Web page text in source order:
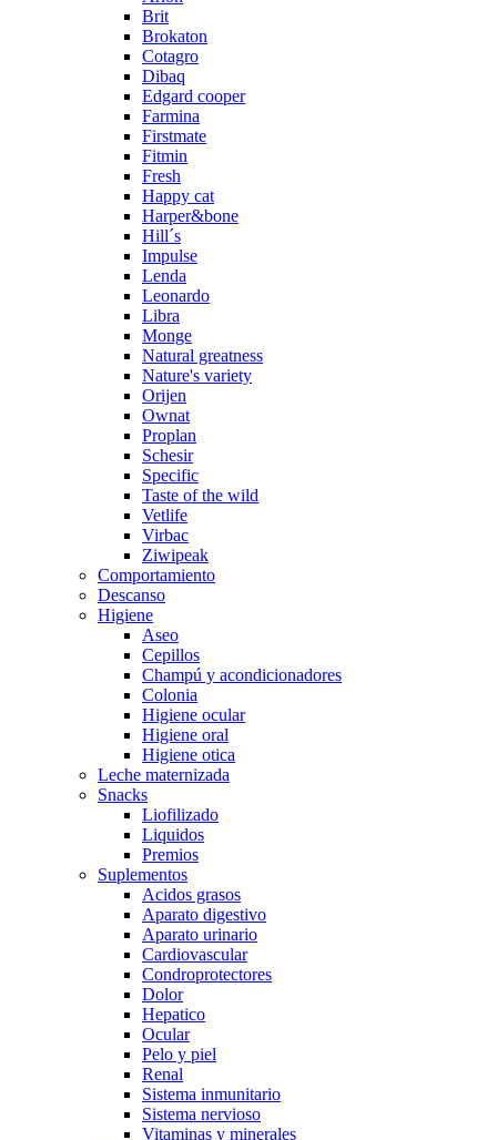
Brit
Brokaton
Cotagro
Dibaq
Edgard cooper
Farmina
Firstmate
Fitmin
Fresh
Happy cat
Harper&bone
Hill´s
Impulse
Lenda
Leonardo
Libra
Monge
Natural greatness
Nature's variety
Orijen
Ownat
Proplan
Schesir
Specific
Taste of the wild
Vetlife
Virbac
Ziwipeak
Comportamiento
Descanso
Higiene
Aseo
Cepillos
Champú y acondicionadores
Colonia
Higiene ocular
Higiene oral
Higiene otica
Leche maternizada
Snacks
Liofilizado
Liquidos
Premios
Suplementos
Acidos grasos
Aparato digestivo
Aparato urinario
Cardiovascular
Condroprotectores
Dolor
Hepatico
Ocular
Pelo y piel
Renal
Sistema inmunitario
Sistema nervioso
Vitaminas y minerales